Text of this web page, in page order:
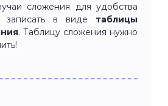
сложения для удобства
записать в виде таблицы
. Таблицу сложения нужно